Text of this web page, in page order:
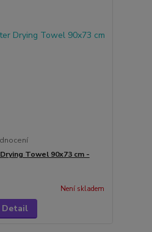
Towel 90x73 cm -
Není skladem
Detail